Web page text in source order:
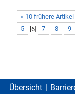
« 10 frühere Artikel
5
[6] 7 8 9
Übersicht